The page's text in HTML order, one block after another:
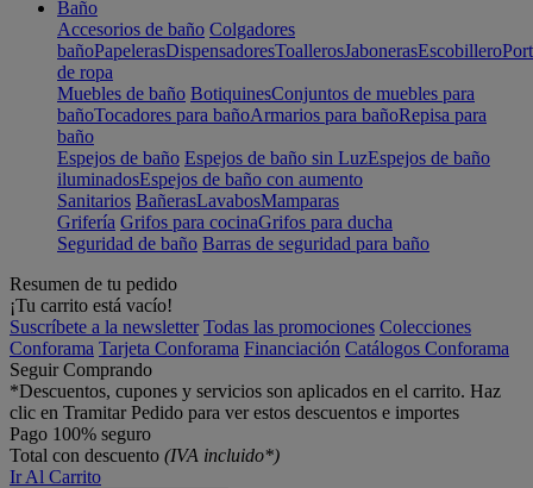
Baño
Accesorios de baño Colgadores
bañoPapelerasDispensadoresToallerosJabonerasEscobillero
de ropa
Muebles de baño BotiquinesConjuntos de muebles para
bañoTocadores para bañoArmarios para bañoRepisa para
baño
Espejos de baño Espejos de baño sin LuzEspejos de baño
iluminadosEspejos de baño con aumento
Sanitarios BañerasLavabosMamparas
Grifería Grifos para cocinaGrifos para ducha
Seguridad de baño Barras de seguridad para baño
Resumen de tu pedido
¡Tu carrito está vacío!
Suscríbete a la newsletter Todas las promociones Colecciones
Conforama Tarjeta Conforama Financiación Catálogos Conforama
Seguir Comprando
*Descuentos, cupones y servicios son aplicados en el carrito. Haz
clic en Tramitar Pedido para ver estos descuentos e importes
Pago 100% seguro
Total con descuento (IVA incluido*)
Ir Al Carrito